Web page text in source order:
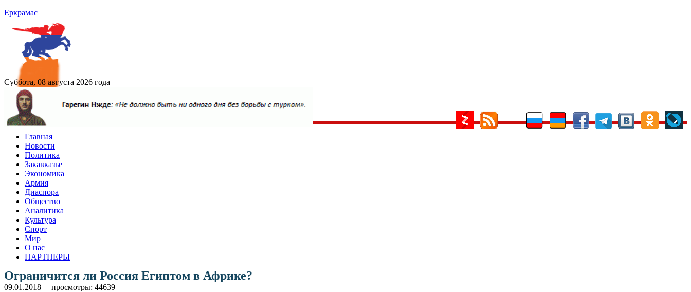
Еркрамас
Суббота, 08 августа 2026 года
Главная
Новости
Политика
Закавказье
Экономика
Армия
Диаспора
Общество
Аналитика
Культура
Спорт
Мир
О нас
ПАРТНЕРЫ
Ограничится ли Россия Египтом в Африке?
09.01.2018 просмотры: 44639